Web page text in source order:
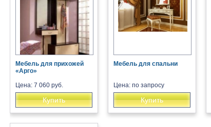
Мебель для прихожей
«Арго»
Цена: 7 060 руб.
Купить
Мебель для спальни
Цена: по запросу
Купить